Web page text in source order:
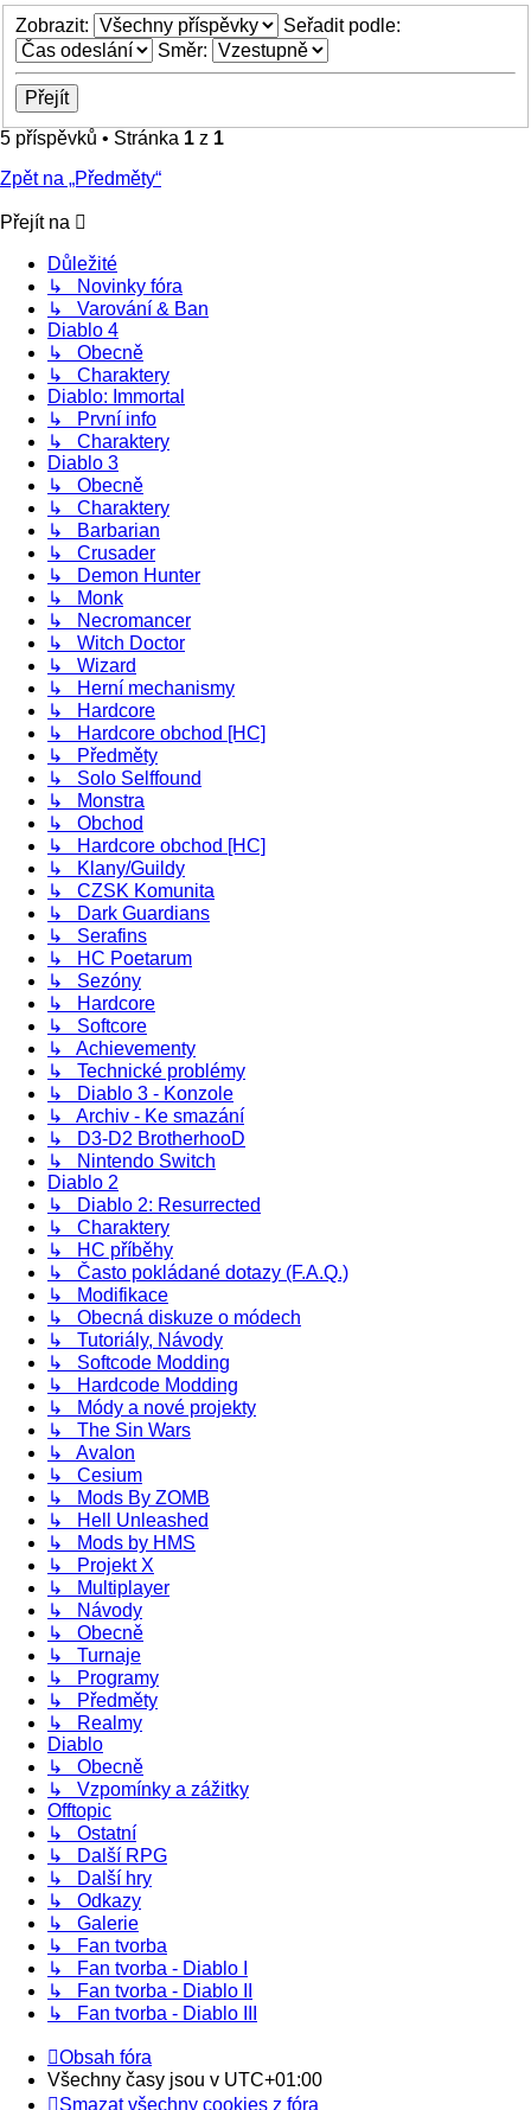
Zobrazit:
Seřadit podle:
Směr:
5 příspěvků • Stránka 1 z 1
Zpět na „Předměty“
Přejít na
Důležité
↳ Novinky fóra
↳ Varování & Ban
Diablo 4
↳ Obecně
↳ Charaktery
Diablo: Immortal
↳ První info
↳ Charaktery
Diablo 3
↳ Obecně
↳ Charaktery
↳ Barbarian
↳ Crusader
↳ Demon Hunter
↳ Monk
↳ Necromancer
↳ Witch Doctor
↳ Wizard
↳ Herní mechanismy
↳ Hardcore
↳ Hardcore obchod [HC]
↳ Předměty
↳ Solo Selffound
↳ Monstra
↳ Obchod
↳ Hardcore obchod [HC]
↳ Klany/Guildy
↳ CZSK Komunita
↳ Dark Guardians
↳ Serafins
↳ HC Poetarum
↳ Sezóny
↳ Hardcore
↳ Softcore
↳ Achievementy
↳ Technické problémy
↳ Diablo 3 - Konzole
↳ Archiv - Ke smazání
↳ D3-D2 BrotherhooD
↳ Nintendo Switch
Diablo 2
↳ Diablo 2: Resurrected
↳ Charaktery
↳ HC příběhy
↳ Často pokládané dotazy (F.A.Q.)
↳ Modifikace
↳ Obecná diskuze o módech
↳ Tutoriály, Návody
↳ Softcode Modding
↳ Hardcode Modding
↳ Módy a nové projekty
↳ The Sin Wars
↳ Avalon
↳ Cesium
↳ Mods By ZOMB
↳ Hell Unleashed
↳ Mods by HMS
↳ Projekt X
↳ Multiplayer
↳ Návody
↳ Obecně
↳ Turnaje
↳ Programy
↳ Předměty
↳ Realmy
Diablo
↳ Obecně
↳ Vzpomínky a zážitky
Offtopic
↳ Ostatní
↳ Další RPG
↳ Další hry
↳ Odkazy
↳ Galerie
↳ Fan tvorba
↳ Fan tvorba - Diablo I
↳ Fan tvorba - Diablo II
↳ Fan tvorba - Diablo III
Obsah fóra
Všechny časy jsou v UTC+01:00
Smazat všechny cookies z fóra